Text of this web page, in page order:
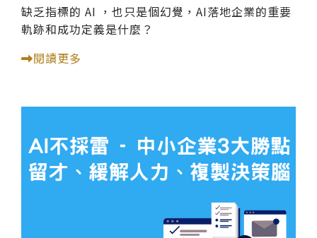
缺乏指標的 AI ，也只是個幻覺，AI落地企業的重要
軌跡和成功定義是什麼？
閱讀更多